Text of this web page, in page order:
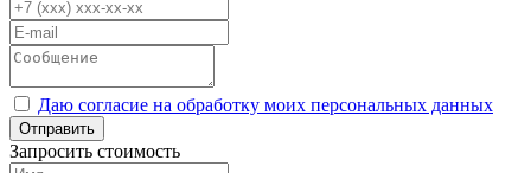
Даю согласие на обработку моих персональных данных
Отправить
Запросить стоимость